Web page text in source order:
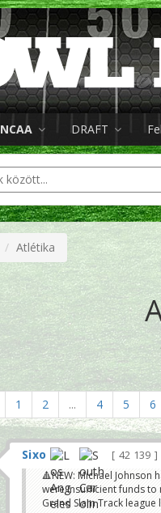
NCAA DRAFT
Atlétika
1 2 ... 4 5 6
Sixo 42 139
🔺NEW: Michael Johnson
were insufficient funds
Grand Slam Track league